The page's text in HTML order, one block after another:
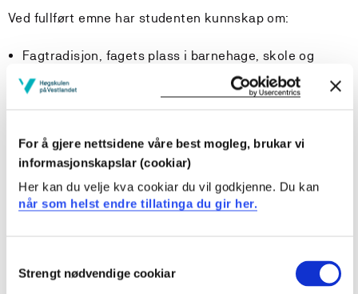
For å gjere nettsidene våre best mogleg, brukar vi
informasjonskapslar (cookiar)
Her kan du velje kva cookiar du vil godkjenne. Du kan
når som helst endre tillatinga du gir her.
Selection
Strengt nødvendige cookiar
Ved fullført emne har studenten kunnskap om:
Fagtradisjon, fagets plass i barnehage, skole og
kulturliv
Fagteori
Ferdigheter
Ved fullført emne kan studenten bruke: